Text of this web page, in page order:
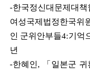
-한국정신대문제대
여성국제법정한국위
인 군위안부들4:기억
년
-한혜인, 「일본군